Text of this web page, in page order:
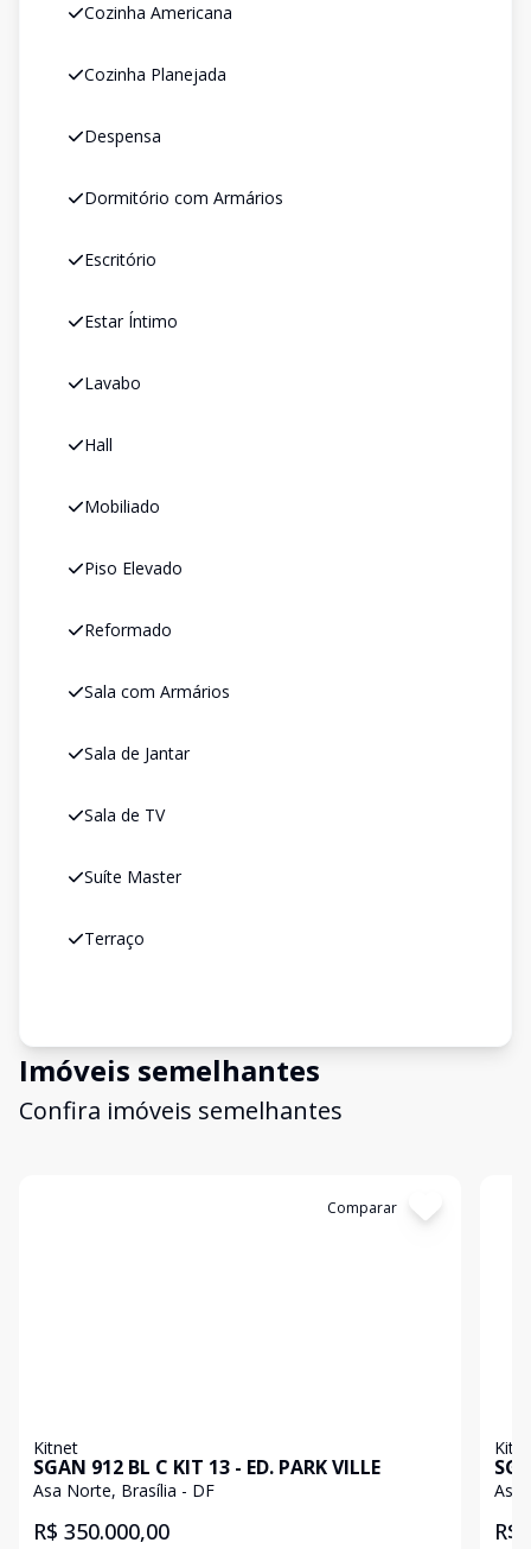
Cozinha Americana
Cozinha Planejada
Despensa
Dormitório com Armários
Escritório
Estar Íntimo
Lavabo
Hall
Mobiliado
Piso Elevado
Reformado
Sala com Armários
Sala de Jantar
Sala de TV
Suíte Master
Terraço
Imóveis semelhantes
Confira imóveis semelhantes
Comparar
Kitnet
SGAN 912 BL C KIT 13 - ED. PARK VILLE
Asa Norte, Brasília - DF
R$ 350.000,00
Asa
R$